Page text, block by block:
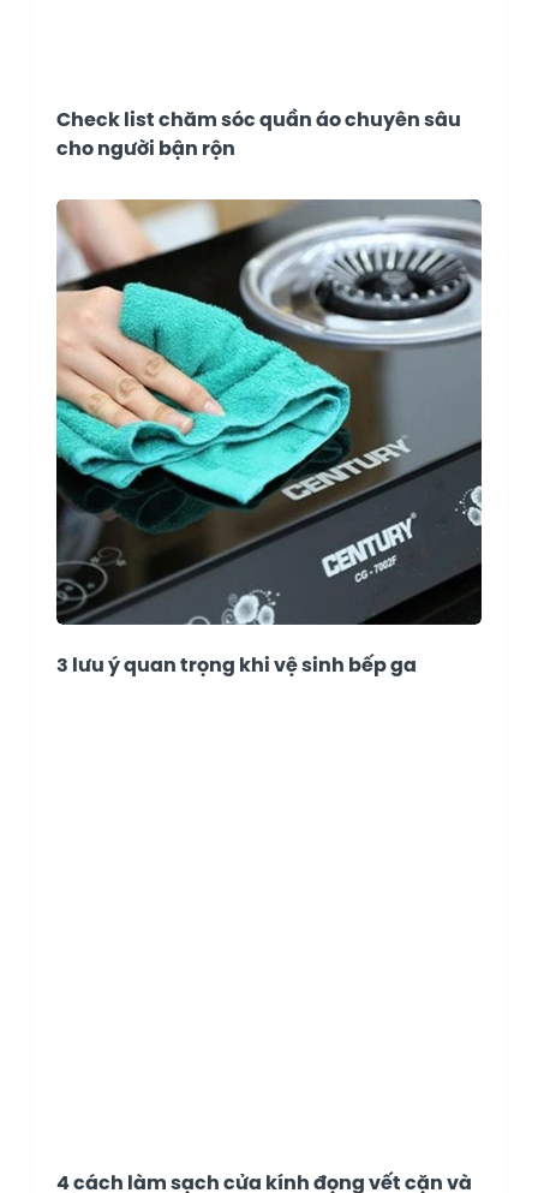
Check list chăm sóc quần áo chuyên sâu
cho người bận rộn
3 lưu ý quan trọng khi vệ sinh bếp ga
4 cách làm sạch cửa kính đọng vết cặn và